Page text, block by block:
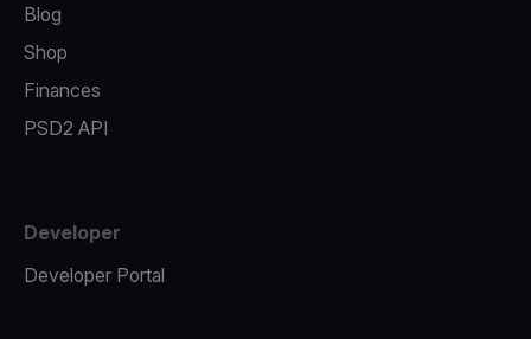
Blog
Shop
Finances
PSD2 API
Developer
Developer Portal